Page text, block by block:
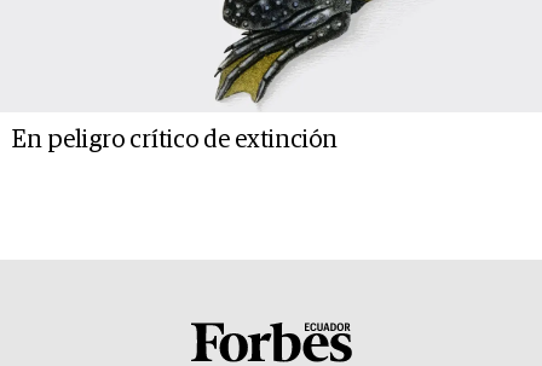
En peligro crítico de extinción